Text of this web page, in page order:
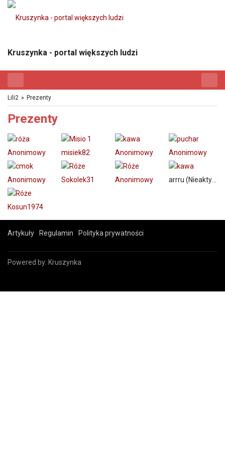
Kruszynka - portal większych ludzi
Lili2 » Prezenty
Prezenty
Anonimowy misiek82 Anonimowy Anonimowy
Anonimowy Sokolek31 Anonimowy
Kosun1974
Artykuły Regulamin Polityka prywatności
Powered by: Kruszynka